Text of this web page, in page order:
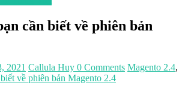
cần biết về phiên bản
2021 Callula Huy 0 Comments Magento 2.4,
về phiên bản Magento 2.4